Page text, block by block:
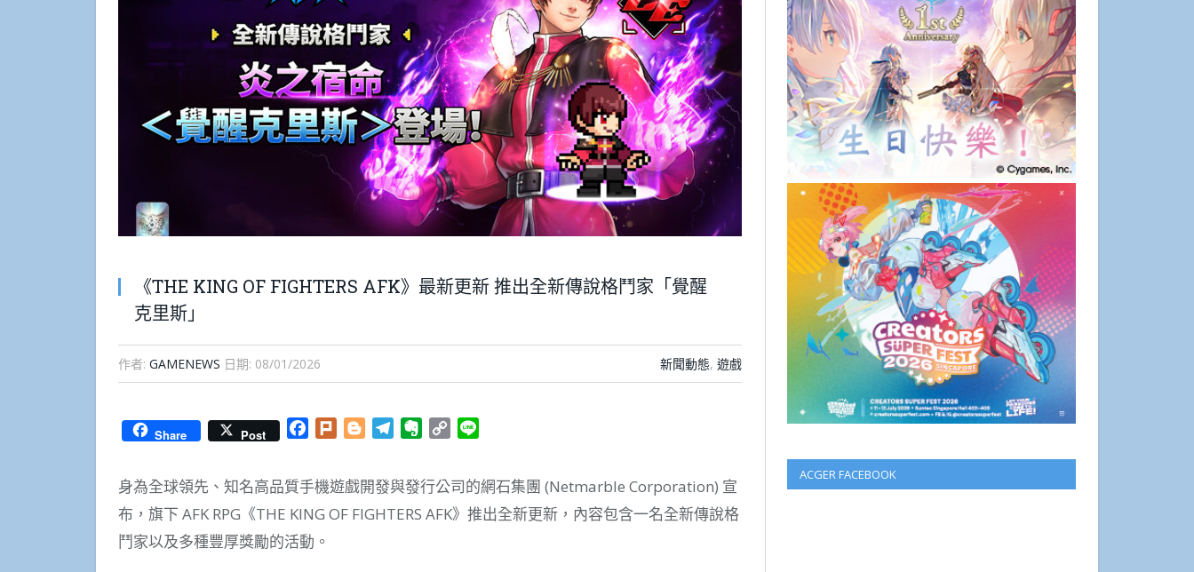
《THE KING OF FIGHTERS AFK》最新更新 推出全新傳說格鬥家「覺醒
克里斯」
作者: GAMENEWS 日期: 08/01/2026 新聞動態, 遊戲
Share Post Facebook
Plurk BloggerTelegramEvernote
Copy
身為全球領先、知名高品質手機遊戲開發與發行公司的網石集團 (Netmarble Corporation) 宣
布，旗下 AFK RPG《THE KING OF FIGHTERS AFK》推出全新更新，內容包含一名全新傳說格
鬥家以及多種豐厚獎勵的活動。
ACGER FACEBOOK